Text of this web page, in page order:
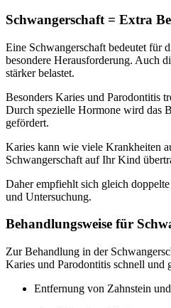
Schwangerschaft = Extra
Eine Schwangerschaft bedeutet für
besondere Herausforderung. Auch
stärker belastet.
Besonders Karies und Parodontitis
Durch spezielle Hormone wird das
gefördert.
Karies kann wie viele Krankheiten
Schwangerschaft auf Ihr Kind
Daher empfiehlt sich gleich
und Untersuchung.
Behandlungsweise für
Zur Behandlung in der
Karies und Parodontitis schnell und
Entfernung von Zahnstein